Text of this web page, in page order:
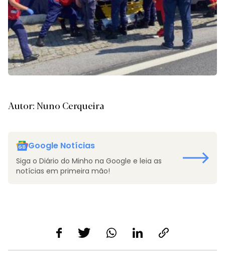
Autor: Nuno Cerqueira
Google Notícias
Siga o Diário do Minho na Google e leia as
notícias em primeira mão!